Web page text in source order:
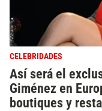
CELEBRIDADES
Así será el
Giménez en
boutiques y